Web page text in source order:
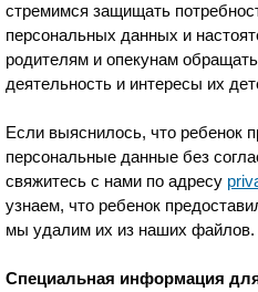
стремимся защищать
персональных данных и
родителям и опекунам
деятельность и интересы их
Если выяснилось, что ребенок
персональные данные без
свяжитесь с нами по адресу
узнаем, что ребенок
мы удалим их из наших файлов.
Специальная информация для